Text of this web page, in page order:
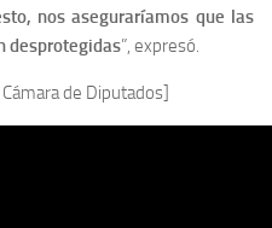
nos aseguraríamos que las
desprotegidas”, expresó.
de Diputados]